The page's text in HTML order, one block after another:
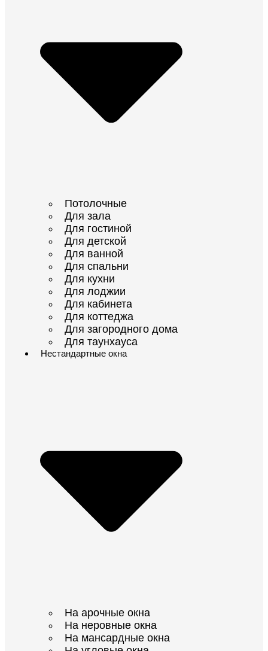
Потолочные
Для зала
Для гостиной
Для детской
Для ванной
Для спальни
Для кухни
Для лоджии
Для кабинета
Для коттеджа
Для загородного дома
Для таунхауса
Нестандартные окна
На арочные окна
На неровные окна
На мансардные окна